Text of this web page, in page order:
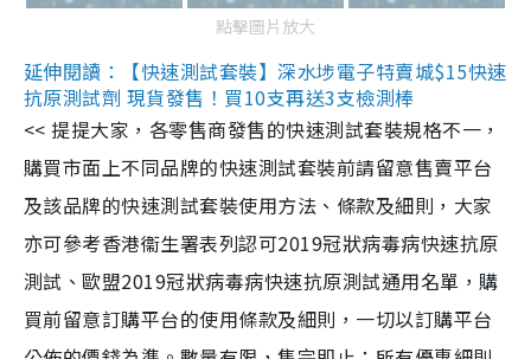
點擊圖片放大
延伸閱讀：【快速測試套裝】深水埗電子特賣城$15快速
抗原測試劑 現貨發售！買10支再送3支檢測棒
<< 提提大家，各零售商發售的快速測試套裝規格不一，
購買市面上不同品牌的快速測試套裝前請留意售賣平台
及該品牌的快速測試套裝使用方法、條款及細則，大家
亦可參考香港衞生署表列認可2019冠狀病毒病快速抗原
測試、歐盟2019冠狀病毒病快速抗原測試通用名單，購
買前留意訂購平台的使用條款及細則，一切以訂購平台